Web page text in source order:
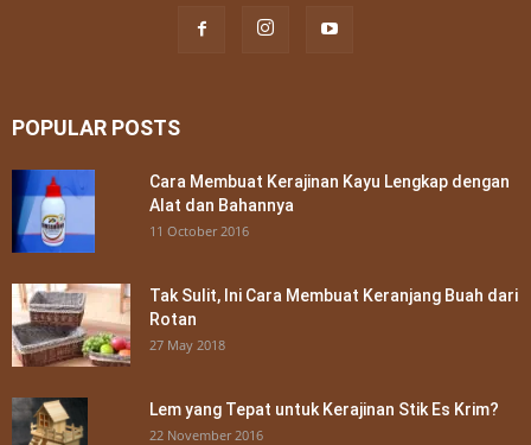
POPULAR POSTS
Cara Membuat Kerajinan Kayu Lengkap dengan
Alat dan Bahannya
11 October 2016
Tak Sulit, Ini Cara Membuat Keranjang Buah dari
Rotan
27 May 2018
Lem yang Tepat untuk Kerajinan Stik Es Krim?
22 November 2016